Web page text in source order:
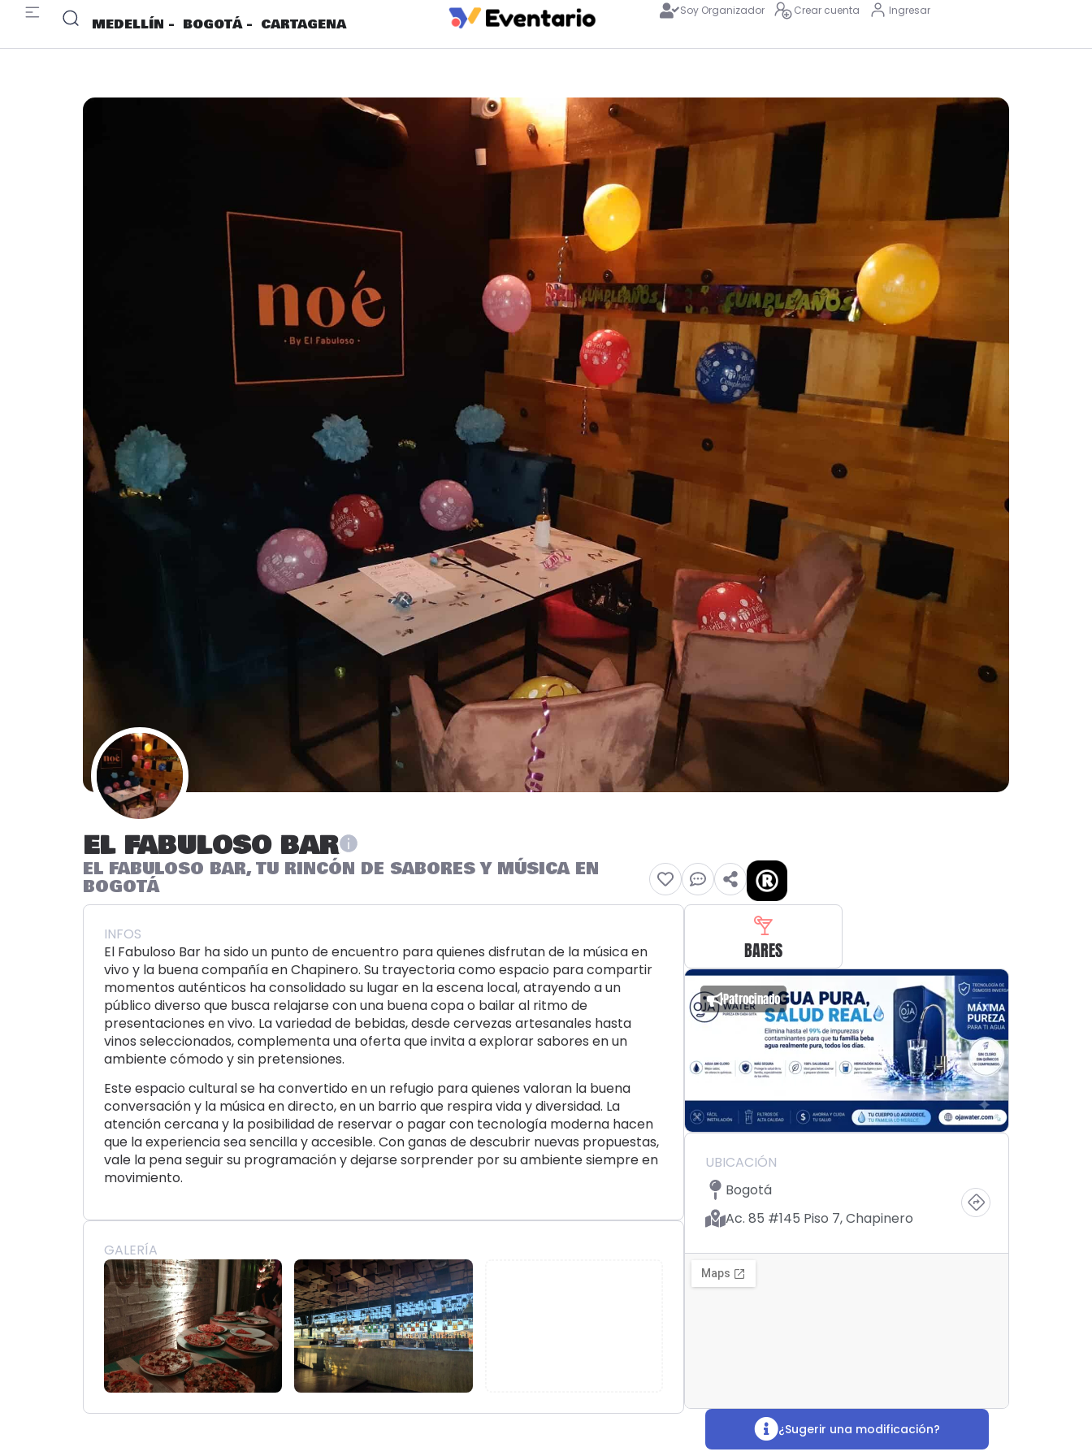
MEDELLÍN - BOGOTÁ - CARTAGENA
Soy Organizador Crear cuenta Ingresar
EL FABULOSO BAR
EL FABULOSO BAR, TU RINCÓN DE SABORES Y MÚSICA EN
BOGOTÁ
INFOS
El Fabuloso Bar ha sido un punto de encuentro para quienes disfrutan de la música en
vivo y la buena compañía en Chapinero. Su trayectoria como espacio para compartir
momentos auténticos ha consolidado su lugar en la escena local, atrayendo a un
público diverso que busca relajarse con una buena copa o bailar al ritmo de
presentaciones en vivo. La variedad de bebidas, desde cervezas artesanales hasta
vinos seleccionados, complementa una oferta que invita a explorar sabores en un
ambiente cómodo y sin pretensiones.
Este espacio cultural se ha convertido en un refugio para quienes valoran la buena
conversación y la música en directo, en un barrio que respira vida y diversidad. La
atención cercana y la posibilidad de reservar o pagar con tecnología moderna hacen
que la experiencia sea sencilla y accesible. Con ganas de descubrir nuevas propuestas,
vale la pena seguir su programación y dejarse sorprender por su ambiente siempre en
movimiento.
GALERÍA
BARES
Patrocinado
UBICACIÓN
Bogotá
Ac. 85 #145 Piso 7, Chapinero
¿Sugerir una modificación?